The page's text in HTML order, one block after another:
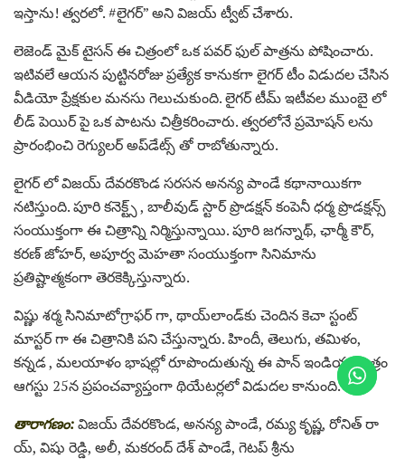
ఇస్తాను! త్వరలో. #లైగర్” అని విజయ్ ట్వీట్ చేశారు.
లెజెండ్ మైక్ టైసన్ ఈ చిత్రంలో ఒక పవర్ ఫుల్ పాత్రను పోషించారు.
ఇటివలే ఆయన పుట్టినరోజు ప్రత్యేక కానుకగా లైగర్ టీం విడుదల చేసిన
వీడియో ప్రేక్షకుల మనసు గెలుచుకుంది. లైగర్ టీమ్ ఇటీవల ముంబై లో
లీడ్ పెయిర్‌ పై ఒక పాటను చిత్రీకరించారు. త్వరలోనే ప్రమోషన్‌ లను
ప్రారంభించి రెగ్యులర్ అప్‌డేట్స్ తో రాబోతున్నారు.
లైగర్ లో విజయ్ దేవరకొండ సరసన అనన్య పాండే కథానాయికగా
నటిస్తుంది. పూరి కనెక్ట్స్ , బాలీవుడ్ స్టార్ ప్రొడక్షన్ కంపెనీ ధర్మ ప్రొడక్షన్స్
సంయుక్తంగా ఈ చిత్రాన్ని నిర్మిస్తున్నాయి. పూరి జగన్నాథ్, ఛార్మీ కౌర్,
కరణ్ జోహర్, అపూర్వ మెహతా సంయుక్తంగా సినిమాను
ప్రతిష్టాత్మకంగా తెరకెక్కిస్తున్నారు.
విష్ణు శర్మ సినిమాటోగ్రాఫర్‌ గా, థాయ్‌లాండ్‌కు చెందిన కెచా స్టంట్
మాస్టర్ గా ఈ చిత్రానికి పని చేస్తున్నారు. హిందీ, తెలుగు, తమిళం,
కన్నడ , మలయాళం భాషల్లో రూపొందుతున్న ఈ పాన్ ఇండియా చిత్రం
ఆగస్టు 25న ప్రపంచవ్యాప్తంగా థియేటర్లలో విడుదల కానుంది.
తారాగణం:విజయ్ దేవరకొండ, అనన్య పాండే, రమ్య కృష్ణ, రోనిత్ రా
య్, విషు రెడ్డి, అలీ, మకరంద్ దేశ్ పాండే, గెటప్ శ్రీను